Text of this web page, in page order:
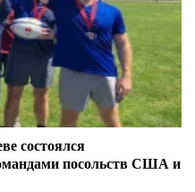
состоялся
посольств США и